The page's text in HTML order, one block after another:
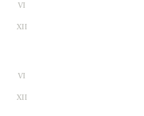
VI
XII
VI
XII